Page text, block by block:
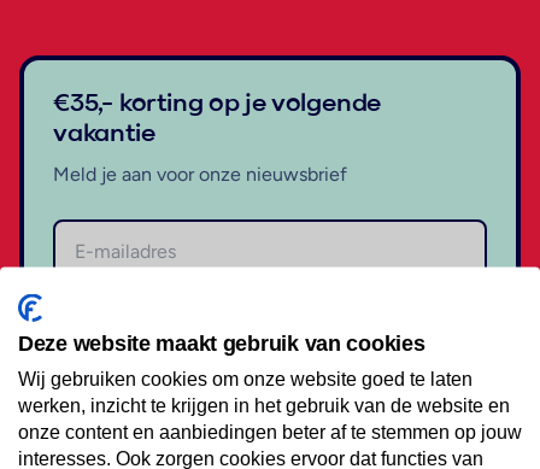
€35,- korting op je volgende
vakantie
Meld je aan voor onze nieuwsbrief
Volg ons op social media
Deze website maakt gebruik van cookies
Wij gebruiken cookies om onze website goed te laten
werken, inzicht te krijgen in het gebruik van de website en
onze content en aanbiedingen beter af te stemmen op jouw
interesses. Ook zorgen cookies ervoor dat functies van